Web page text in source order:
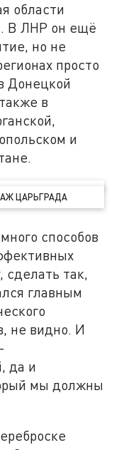
области
В ЛНР он ещё
но не
просто
Донецкой
в
и
ЦАРЬГРАДА
способов
сделать так,
главным
не видно. И
да и
мы должны